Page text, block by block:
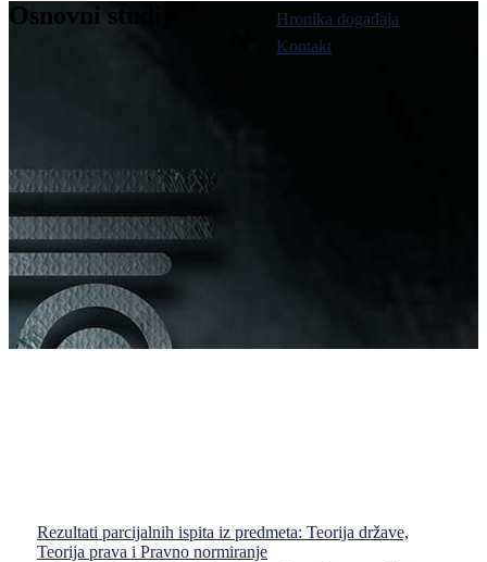
Hronika događaja
Kontakt
Osnovni studij
Rezultati parcijalnih ispita iz predmeta: Teorija države,
Teorija prava i Pravno normiranje